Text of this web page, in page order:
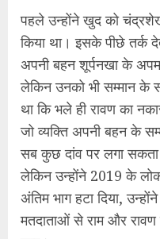
पहले उन्होंने खुद को
किया था। इसके पीछे तर्क
अपनी बहन शूर्पनखा के
लेकिन उनको भी सम्मान
था कि भले ही रावण का
जो व्यक्ति अपनी बहन के
सब कुछ दांव पर लगा
लेकिन उन्होंने 2019 के
अंतिम भाग हटा दिया,
मतदाताओं से राम और